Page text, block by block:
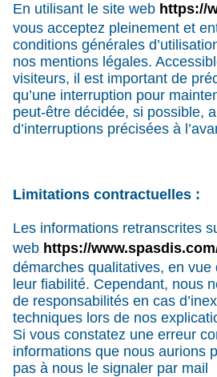
En utilisant le site web https://
vous acceptez pleinement et
conditions générales
nos mentions légales.
visiteurs, il est important de
qu’une interruption pour
peut-être décidée, si possible,
d’interruptions précisées à
Limitations contractuelles :
Les informations retranscrites
web https://
démarches qualitatives, en vue
leur fiabilité. Cependant, nous
de responsabilités en cas
techniques lors de nos
Si vous constatez une erreur
informations que nous aurions
pas à nous le signaler par mail